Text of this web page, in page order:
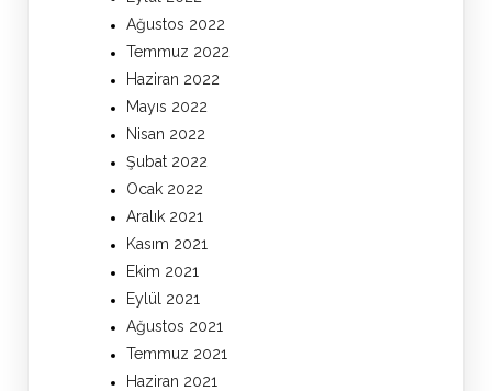
Ağustos 2022
Temmuz 2022
Haziran 2022
Mayıs 2022
Nisan 2022
Şubat 2022
Ocak 2022
Aralık 2021
Kasım 2021
Ekim 2021
Eylül 2021
Ağustos 2021
Temmuz 2021
Haziran 2021